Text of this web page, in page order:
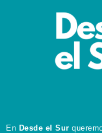
En Desde el Sur